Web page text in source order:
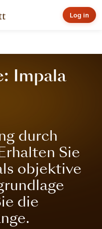
Log in
Impala
durch
Sie
objektive
die